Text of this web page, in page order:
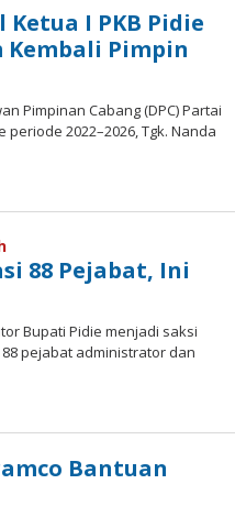
I PKB Pidie
Kembali Pimpin
Pimpinan Cabang (DPC) Partai
2022–2026, Tgk. Nanda
88 Pejabat, Ini
Bupati Pidie menjadi saksi
pejabat administrator dan
Bantuan